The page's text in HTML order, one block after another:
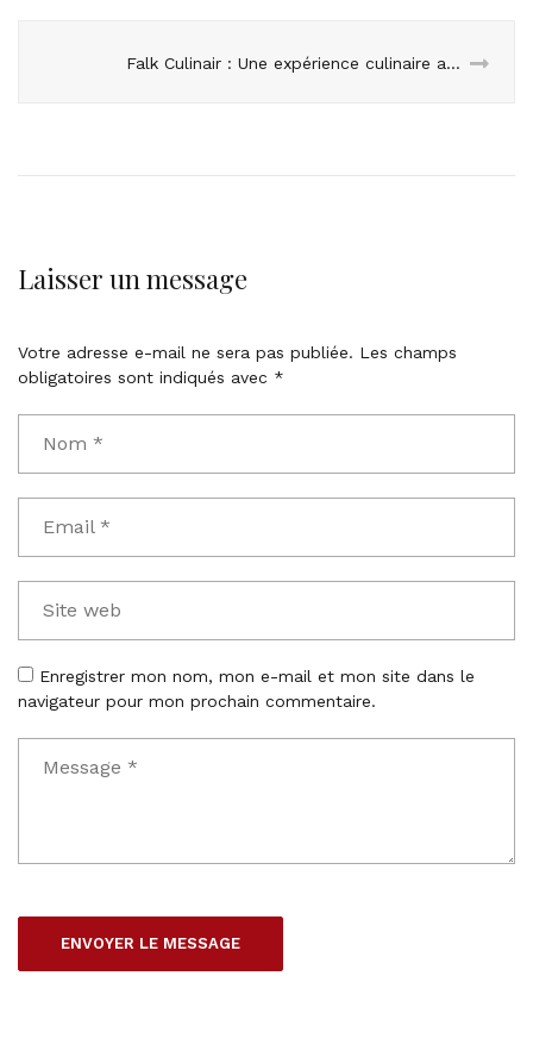
Falk Culinair : Une expérience culinaire avec élégance
Laisser un message
Votre adresse e-mail ne sera pas publiée. Les champs
obligatoires sont indiqués avec *
Enregistrer mon nom, mon e-mail et mon site dans le
navigateur pour mon prochain commentaire.